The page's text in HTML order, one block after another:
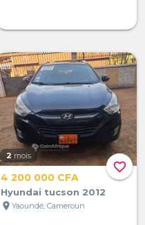
favorite_border
2 mois
4 200 000 CFA
Hyundai tucson 2012
location_on Yaoundé, Cameroun